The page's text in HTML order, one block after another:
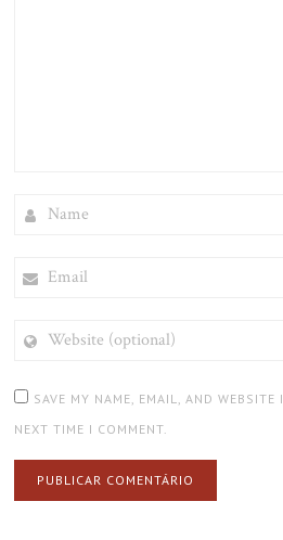
(OPTIONAL)
SAVE MY NAME, EMAIL, AND
NEXT TIME I COMMENT.